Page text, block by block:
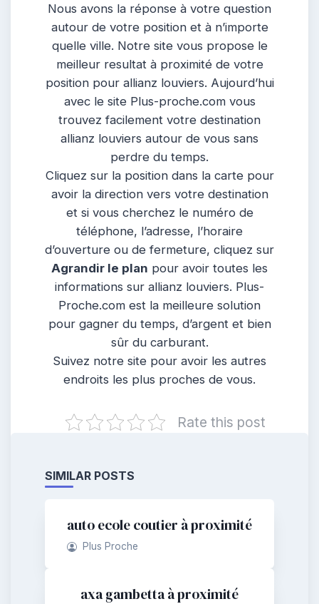
Nous avons la réponse à votre question
autour de votre position et à n’importe
quelle ville. Notre site vous propose le
meilleur resultat à proximité de votre
position pour allianz louviers. Aujourd’hui
avec le site Plus-proche.com vous
trouvez facilement votre destination
allianz louviers autour de vous sans
perdre du temps.
Cliquez sur la position dans la carte pour
avoir la direction vers votre destination
et si vous cherchez le numéro de
téléphone, l’adresse, l’horaire
d’ouverture ou de fermeture, cliquez sur
Agrandir le plan pour avoir toutes les
informations sur allianz louviers. Plus-
Proche.com est la meilleure solution
pour gagner du temps, d’argent et bien
sûr du carburant.
Suivez notre site pour avoir les autres
endroits les plus proches de vous.
Rate this post
SIMILAR POSTS
auto ecole coutier à proximité
Plus Proche
axa gambetta à proximité